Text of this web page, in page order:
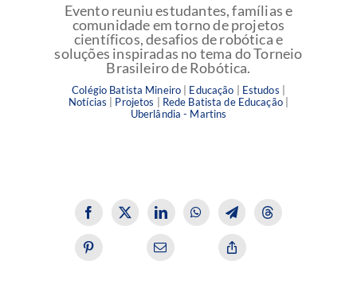
Evento reuniu estudantes, famílias e
comunidade em torno de projetos
científicos, desafios de robótica e
soluções inspiradas no tema do Torneio
Brasileiro de Robótica.
Colégio Batista Mineiro Educação Estudos
Notícias
Projetos Rede Batista de Educação|
Uberlândia - Martins